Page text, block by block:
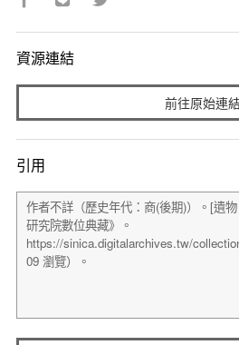
資源連結
前往原始連
引用